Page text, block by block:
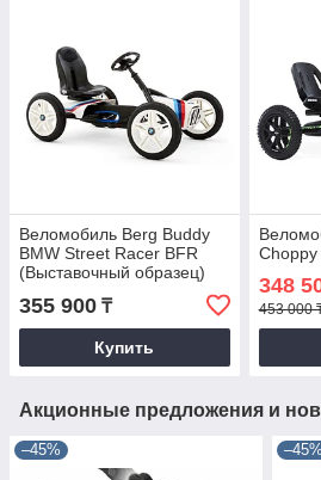
Веломобиль Berg Buddy
BMW Street Racer BFR
(Выставочный образец)
355 900 ₸
Купить
Choppy
348
453 000
Акционные предложения и
–45% –45%